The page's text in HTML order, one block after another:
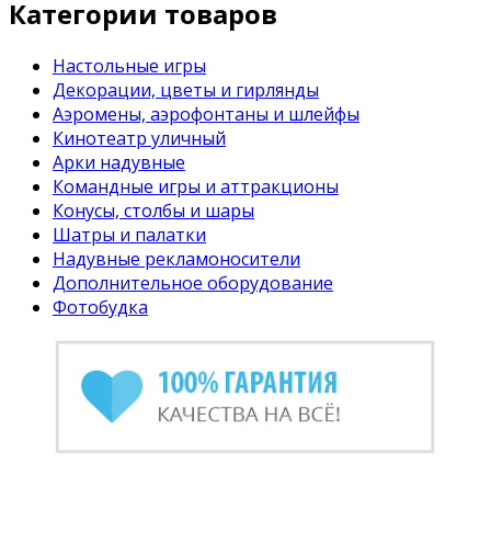
Категории товаров
Настольные игры
Декорации, цветы и гирлянды
Аэромены, аэрофонтаны и шлейфы
Кинотеатр уличный
Арки надувные
Командные игры и аттракционы
Конусы, столбы и шары
Шатры и палатки
Надувные рекламоносители
Дополнительное оборудование
Фотобудка